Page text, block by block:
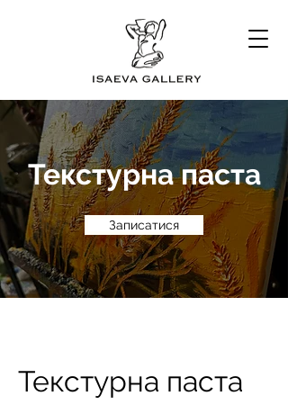
Текстурна паста
Записатися
Текстурна паста